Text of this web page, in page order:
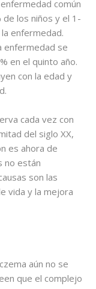
común
de los niños y el 1-
enfermedad.
enfermedad se
en el quinto año.
con la edad y
cada vez con
del siglo XX,
es ahora de
no están
son las
vida y la mejora
aún no se
que el complejo